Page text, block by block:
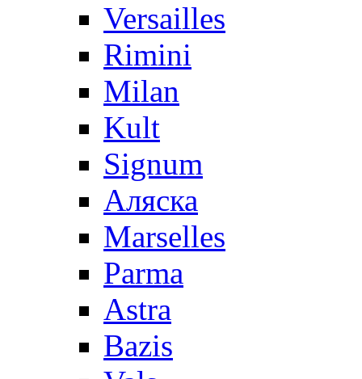
Versailles
Rimini
Milan
Kult
Signum
Аляска
Marselles
Parma
Astra
Bazis